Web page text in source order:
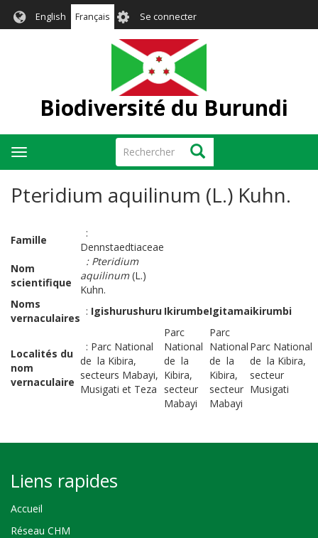
English Français User
account
menu
Se connecter
Biodiversité du Burundi
Rechercher Rechercher
Toggle
navigation
Pteridium aquilinum (L.) Kuhn.
Famille
:
Dennstaedtiaceae
Nom
scientifique
: Pteridium
aquilinum(L.)
Kuhn.
Noms
vernaculaires
: Igishurushuru IkirumbeIgitamaikirumbi
Localités du
nom
vernaculaire
: Parc National
de la Kibira,
secteurs Mabayi,
Musigati et Teza
Parc
National
de la
Kibira,
secteur
Mabayi
Parc
National
de la
Kibira,
secteur
Mabayi
Parc National
de la Kibira,
secteur
Liens rapides
Accueil
Réseau CHM